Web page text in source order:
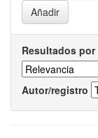
Resultados
Autor/registro